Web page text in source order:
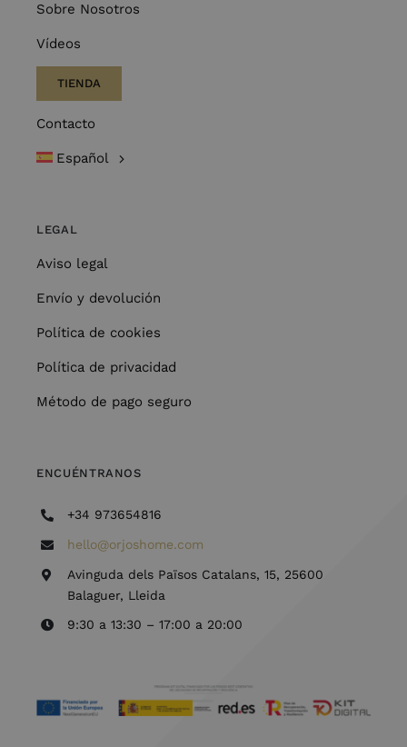
Sobre Nosotros
Vídeos
TIENDA
Contacto
Español
LEGAL
Aviso legal
Envío y devolución
Política de cookies
Política de privacidad
Método de pago seguro
ENCUÉNTRANOS
+34 973654816
hello@orjoshome.com
Avinguda dels Països Catalans, 15, 25600
Balaguer, Lleida
9:30 a 13:30 – 17:00 a 20:00